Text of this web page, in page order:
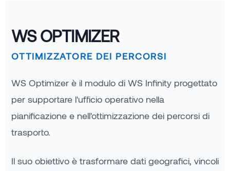
WS OPTIMIZER
OTTIMIZZATORE DEI PERCORSI
WS Optimizer è il modulo di WS Infinity progettato
per supportare l'ufficio operativo nella
pianificazione e nell'ottimizzazione dei percorsi di
trasporto.
Il suo obiettivo è trasformare dati geografici, vincoli